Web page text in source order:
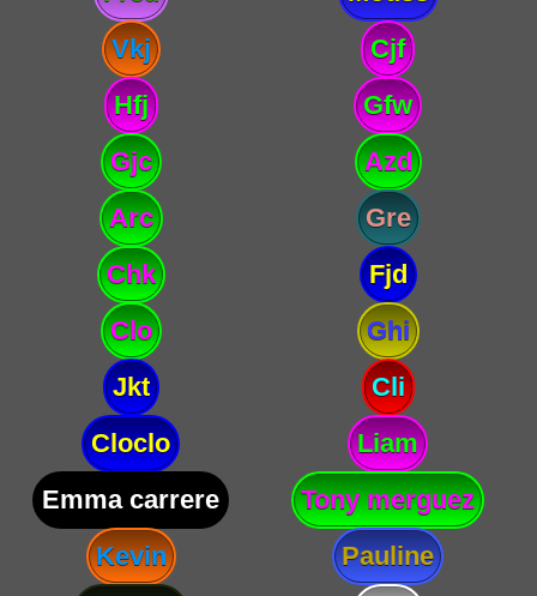
Vkj
Cjf
Hfj
Gfw
Gjc
Azd
Arc
Gre
Chk
Fjd
Clo
Ghi
Jkt
Cli
Cloclo
Liam
Emma carrere
Tony merguez
Kevin
Pauline